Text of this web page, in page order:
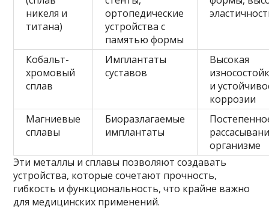
никеля и
титана)
ортопедические
устройства с
памятью формы
Кобальт-
хромовый
сплав
Имплантаты
суставов
Высокая
и
коррозии
Магниевые
сплавы
Биоразлагаемые
имплантаты
организме
Эти металлы и сплавы позволяют создавать
устройства, которые сочетают прочность,
гибкость и функциональность, что крайне важно
для медицинских применений.